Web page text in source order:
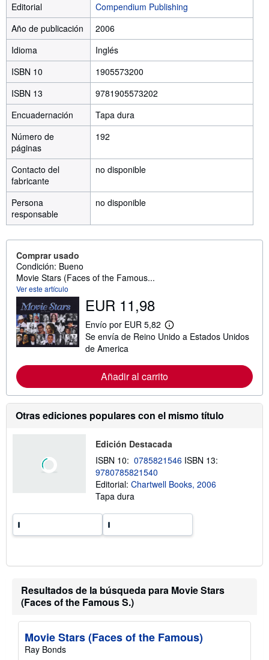
Editorial
Compendium Publishing
Año de publicación
2006
Idioma
Inglés
ISBN 10
1905573200
ISBN 13
9781905573202
Encuadernación
Tapa dura
Número de
páginas
192
Contacto del
fabricante
no disponible
Persona
responsable
no disponible
Comprar usado
Condición: Bueno
Movie Stars (Faces of the Famous...
Ver este artículo
EUR 11,98
Envío por EUR 5,82
M
á
n
c
n
o
r
e
a
d
í
o
Se envía de Reino Unido a Estados Unidos
de America
Añadir al carrito
Otras ediciones populares con el mismo título
Edición Destacada
ISBN 10: 0785821546 ISBN 13:
9780785821540
Editorial: Chartwell Books, 2006
Tapa dura
Resultados de la búsqueda para Movie Stars
(Faces of the Famous S.)
Movie Stars (Faces of the Famous)
Ray Bonds